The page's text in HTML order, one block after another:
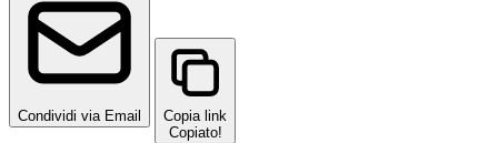
Condividi via Email
Copia link
Copiato!